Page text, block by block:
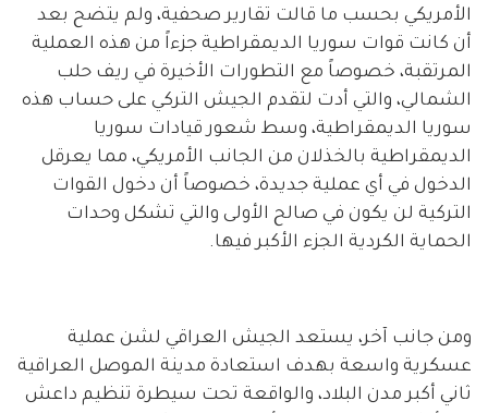
الأمريكي بحسب ما قالت تقارير صحفية، ولم يتضح بعد
أن كانت قوات سوريا الديمقراطية جزءاً من هذه العملية
المرتقبة، خصوصاً مع التطورات الأخيرة في ريف حلب
الشمالي، والتي أدت لتقدم الجيش التركي على حساب هذه
سوريا الديمقراطية، وسط شعور قيادات سوريا
الديمقراطية بالخذلان من الجانب الأمريكي، مما يعرقل
الدخول في أي عملية جديدة، خصوصاً أن دخول القوات
التركية لن يكون في صالح الأولى والتي تشكل وحدات
الحماية الكردية الجزء الأكبر فيها.
ومن جانب آخر، يستعد الجيش العراقي لشن عملية
عسكرية واسعة بهدف استعادة مدينة الموصل العراقية
ثاني أكبر مدن البلاد، والواقعة تحت سيطرة تنظيم داعش